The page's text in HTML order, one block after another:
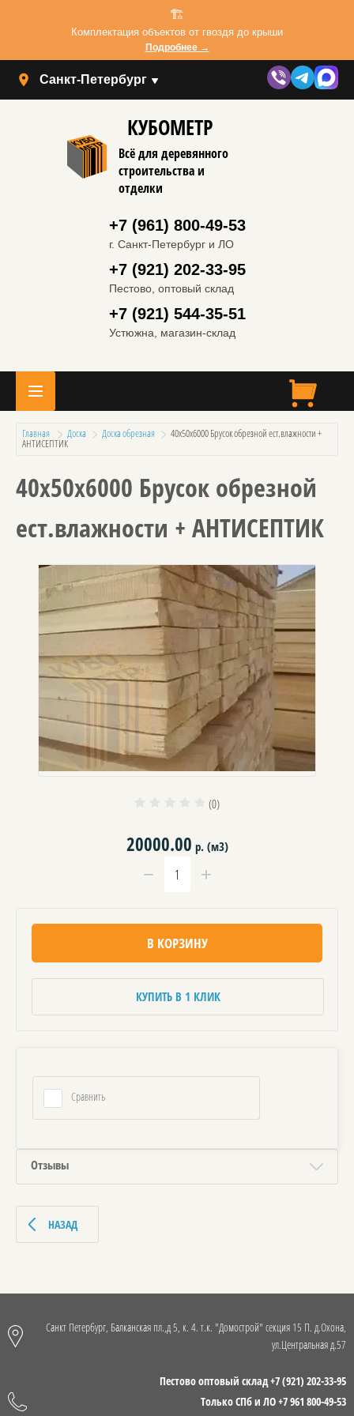
🏗️
Комплектация объектов от гвоздя до крыши
Подробнее →
Санкт-Петербург
КУБОМЕТР
Всё для деревянного
строительства и
отделки
+7 (961) 800-49-53
г. Санкт-Петербург и ЛО
+7 (921) 202-33-95
Пестово, оптовый склад
+7 (921) 544-35-51
Устюжна, магазин-склад
Главная Доска Доска обрезная
  40х50х6000 Брусок обрезной ест.влажности +
АНТИСЕПТИК
40х50х6000 Брусок обрезной
ест.влажности + АНТИСЕПТИК
(0)
20000.00 р. (м3)
− +
В КОРЗИНУ
КУПИТЬ В 1 КЛИК
Сравнить
Отзывы
НАЗАД
Санкт Петербург, Балканская пл.,д 5, к. 4. т.к. "Домострой" секция 15 П. д.Охона,
ул.Центральная д.57
Пестово оптовый склад +7 (921) 202-33-95
Только СПб и ЛО +7 961 800-49-53